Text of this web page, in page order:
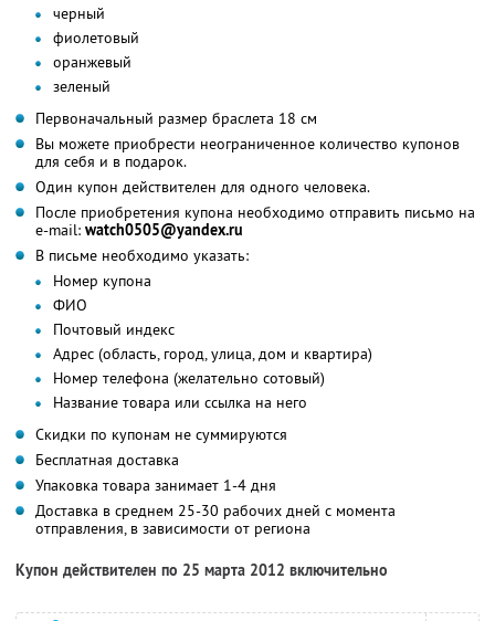
черный
фиолетовый
оранжевый
зеленый
Первоначальный размер браслета 18 см
Вы можете приобрести неограниченное количество купонов
для себя и в подарок.
Один купон действителен для одного человека.
После приобретения купона необходимо отправить письмо на
e-mail: watch0505@yandex.ru
В письме необходимо указать:
Номер купона
ФИО
Почтовый индекс
Адрес (область, город, улица, дом и квартира)
Номер телефона (желательно сотовый)
Название товара или ссылка на него
Скидки по купонам не суммируются
Бесплатная доставка
Упаковка товара занимает 1-4 дня
Доставка в среднем 25-30 рабочих дней с момента
отправления, в зависимости от региона
Купон действителен по 25 марта 2012 включительно